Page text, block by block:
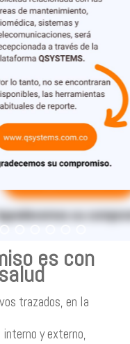
es con
trazados, en la
y externo,